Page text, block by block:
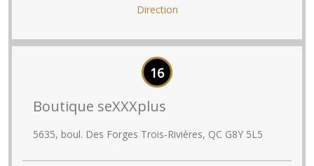
Direction
16
Boutique seXXXplus
5635, boul. Des Forges Trois-Rivières, QC G8Y 5L5